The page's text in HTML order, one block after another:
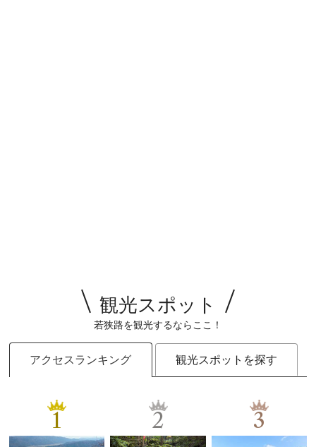
観光スポット
若狭路を観光するならここ！
アクセスランキング 観光スポットを探す
1 2 3